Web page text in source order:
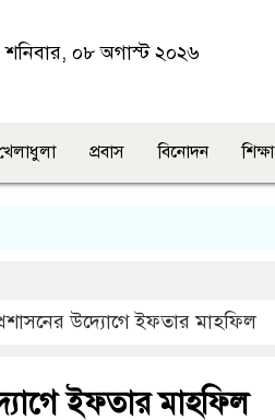
শনিবার, ০৮ অগাস্ট ২০২৬
প্রবাস বিনোদন শিক্ষা
উদ্যোগে ইফতার মাহফিল
ইফতার মাহফিল